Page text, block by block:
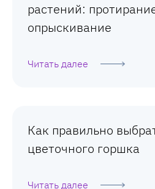
растений:
опрыскивание
Читать далее
Как правильно
цветочного горшка
Читать далее